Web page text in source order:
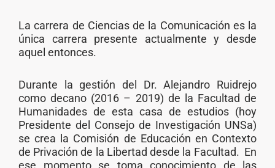
La carrera de Ciencias de la Comunicación es la
única carrera presente actualmente y desde
aquel entonces.
Durante la gestión del Dr. Alejandro Ruidrejo
como decano (2016 – 2019) de la Facultad de
Humanidades de esta casa de estudios (hoy
Presidente del Consejo de Investigación UNSa)
se crea la Comisión de Educación en Contexto
de Privación de la Libertad desde la Facultad. En
ese momento se toma conocimiento de las